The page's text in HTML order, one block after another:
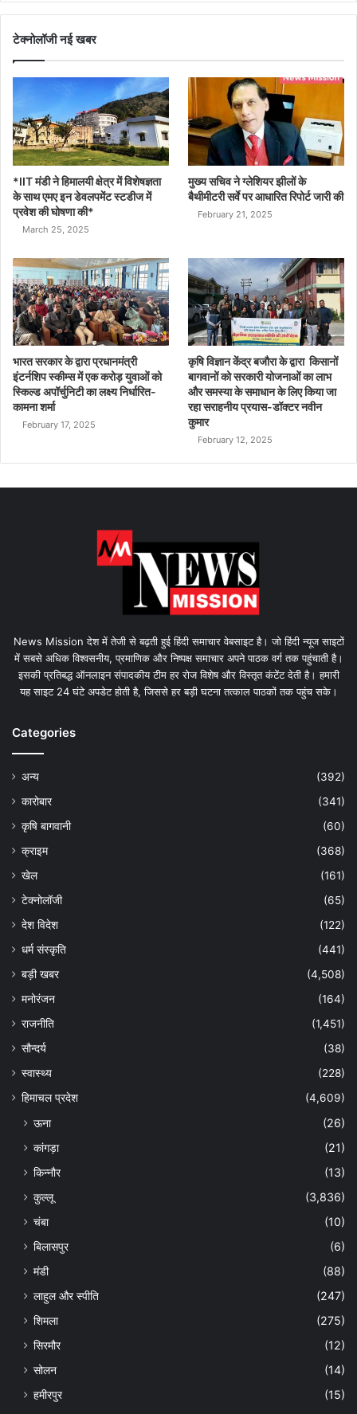
टेक्नोलॉजी नई खबर
*IIT मंडी ने हिमालयी क्षेत्र में विशेषज्ञता
के साथ एमए इन डेवलपमेंट स्टडीज में
प्रवेश की घोषणा की*
March 25, 2025
मुख्य सचिव ने ग्लेशियर झीलों के
बैथीमीटरी सर्वे पर आधारित रिपोर्ट जारी की
February 21, 2025
भारत सरकार के द्वारा प्रधानमंत्री
इंटर्नशिप स्कीम्स में एक करोड़ युवाओं को
स्किल्ड अपॉर्चुनिटी का लक्ष्य निर्धारित-
कामना शर्मा
February 17, 2025
कृषि विज्ञान केंद्र बजौरा के द्वारा किसानों
बागवानों को सरकारी योजनाओं का लाभ
और समस्या के समाधान के लिए किया जा
रहा सराहनीय प्रयास-डॉक्टर नवीन
कुमार
February 12, 2025
News Mission देश में तेजी से बढ़ती हुई हिंदी समाचार वेबसाइट है। जो हिंदी न्यूज साइटों
में सबसे अधिक विश्वसनीय, प्रमाणिक और निष्पक्ष समाचार अपने पाठक वर्ग तक पहुंचाती है।
इसकी प्रतिबद्ध ऑनलाइन संपादकीय टीम हर रोज विशेष और विस्तृत कंटेंट देती है। हमारी
यह साइट 24 घंटे अपडेट होती है, जिससे हर बड़ी घटना तत्काल पाठकों तक पहुंच सके।
Categories
अन्य
(392)
कारोबार
(341)
कृषि बागवानी
(60)
क्राइम
(368)
खेल
(161)
टेक्नोलॉजी
(65)
देश विदेश
(122)
धर्म संस्कृति
(441)
बड़ी खबर
(4,508)
मनोरंजन
(164)
राजनीति
(1,451)
सौन्दर्य
(38)
स्वास्थ्य
(228)
हिमाचल प्रदेश
(4,609)
ऊना
(26)
कांगड़ा
(21)
किन्नौर
(13)
कुल्लू
(3,836)
चंबा
(10)
बिलासपुर
(6)
मंडी
(88)
लाहुल और स्पीति
(247)
शिमला
(275)
सिरमौर
(12)
सोलन
(14)
हमीरपुर
(15)